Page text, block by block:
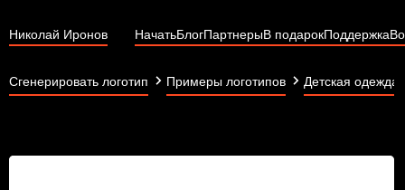
Николай Иронов НачатьБлогПартнерыВ подарокПоддержка
Сгенерировать логотип Примеры логотипов Детская одежда